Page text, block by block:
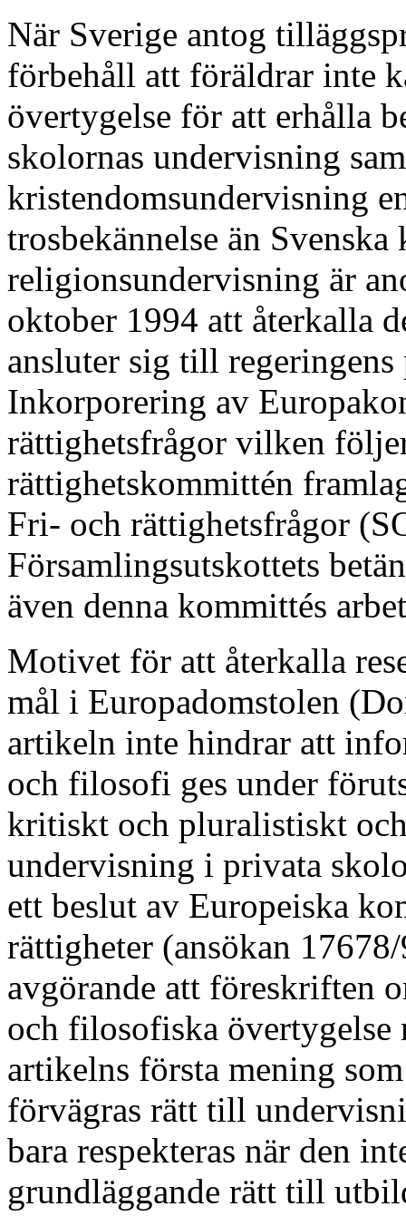
När Sverige antog
förbehåll att föräldrar inte
övertygelse för att erhålla
skolornas undervisning
kristendomsundervisning
trosbekännelse än
religionsundervisning är
oktober 1994 att återkalla
ansluter sig till
Inkorporering av
rättighetsfrågor vilken
rättighetskommittén
Fri- och rättighetsfrågor
Församlingsutskottets
även denna kommittés
Motivet för att återkalla
mål i Europadomstolen
artikeln inte hindrar att
och filosofi ges under
kritiskt och pluralistiskt
undervisning i privata
ett beslut av Europeiska
rättigheter (ansökan
avgörande att föreskriften
och filosofiska övertygelse
artikelns första mening
förvägras rätt till
bara respekteras när den
grundläggande rätt till